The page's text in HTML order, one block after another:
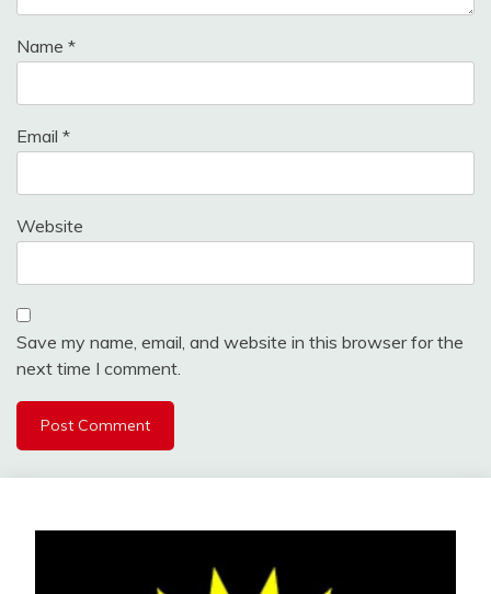
Name *
Email *
Website
Save my name, email, and website in this browser for the
next time I comment.